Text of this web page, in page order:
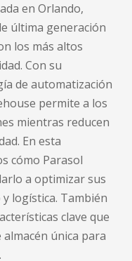
en Orlando,
última generación
los más altos
Con su
de automatización
permite a los
mientras reducen
En esta
cómo Parasol
a optimizar sus
logística. También
clave que
única para